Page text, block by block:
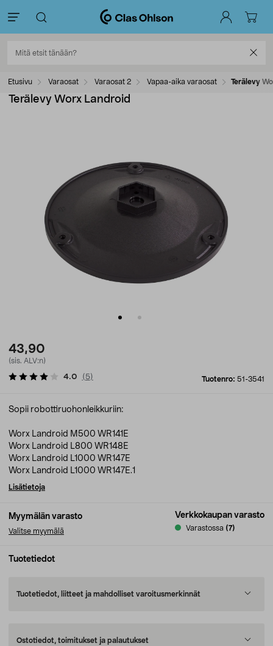
Etusivu Varaosat Varaosat 2 Vapaa-aika varaosat Terälevy
Terälevy Worx Landroid
43,90
(sis. ALV:n)
Tuotenro: 51-3541
4.0 ( 5)
Myymälän varasto
Valitse myymälä
Verkkokaupan varasto
Varastossa (7)
Sopii robottiruohonleikkuriin:
Worx Landroid M500 WR141E
Worx Landroid L800 WR148E
Worx Landroid L1000 WR147E
Worx Landroid L1000 WR147E.1
Lisätietoja
Tuotetiedot
Tuotetiedot, liitteet ja mahdolliset varoitusmerkinnät
Ostotiedot, toimitukset ja palautukset